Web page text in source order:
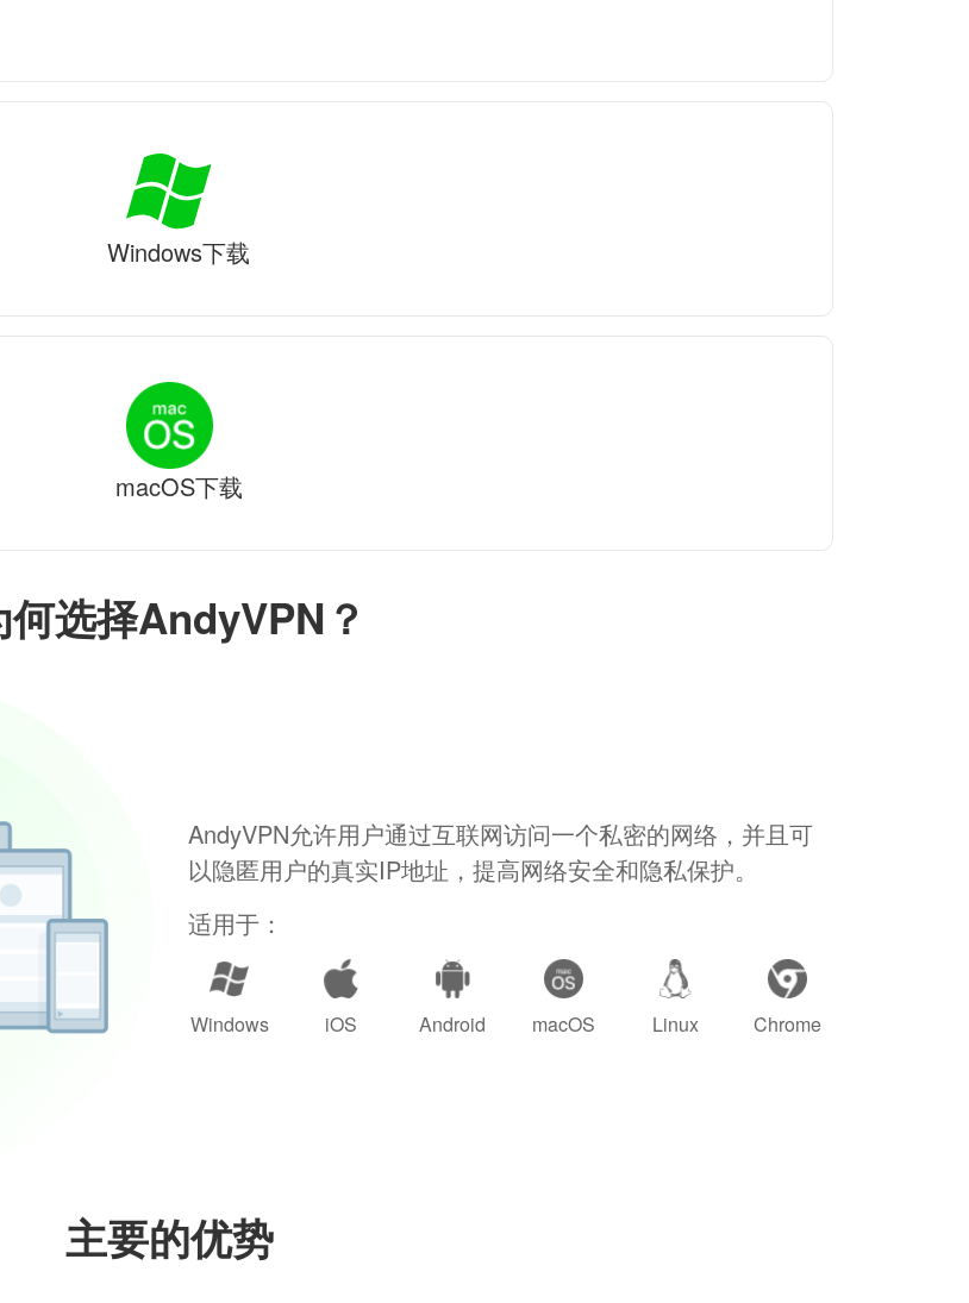
何选择AndyVPN？
AndyVPN允许用户通过互联网访问一个私密的网络，并且可
以隐匿用户的真实IP地址，提高网络安全和隐私保护。
适用于：
Windows iOS Android macOS Linux Chrome
主要的优势
Windows下载
macOS下载